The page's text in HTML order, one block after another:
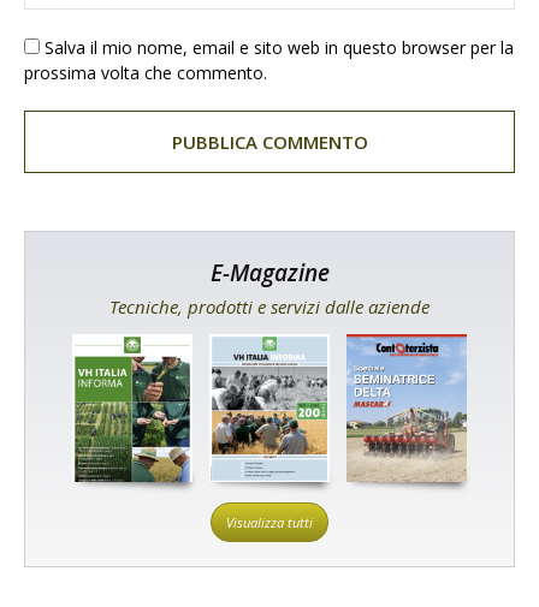
Salva il mio nome, email e sito web in questo browser per la
prossima volta che commento.
E-Magazine
Tecniche, prodotti e servizi dalle aziende
Visualizza tutti